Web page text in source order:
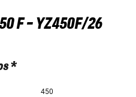
F - YZ450F/26
*
450